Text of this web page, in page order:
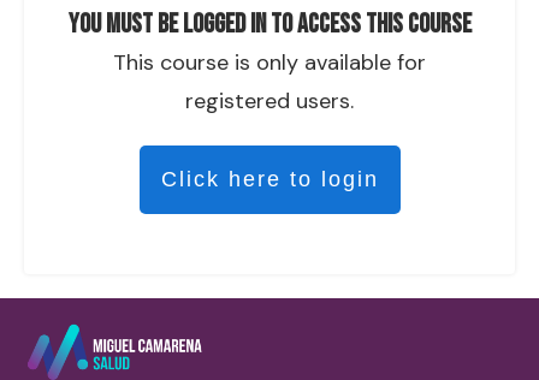
You must be logged in to access this course
This course is only available for
registered users.
Click here to login